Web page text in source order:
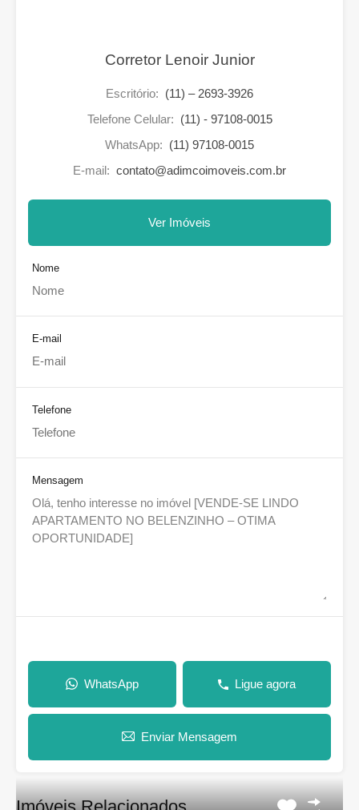
Corretor Lenoir Junior
Escritório: (11) – 2693-3926
Telefone Celular: (11) - 97108-0015
WhatsApp: (11) 97108-0015
E-mail: contato@adimcoimoveis.com.br
Ver Imóveis
Nome
E-mail
Telefone
Mensagem
WhatsApp Ligue agora
Enviar Mensagem